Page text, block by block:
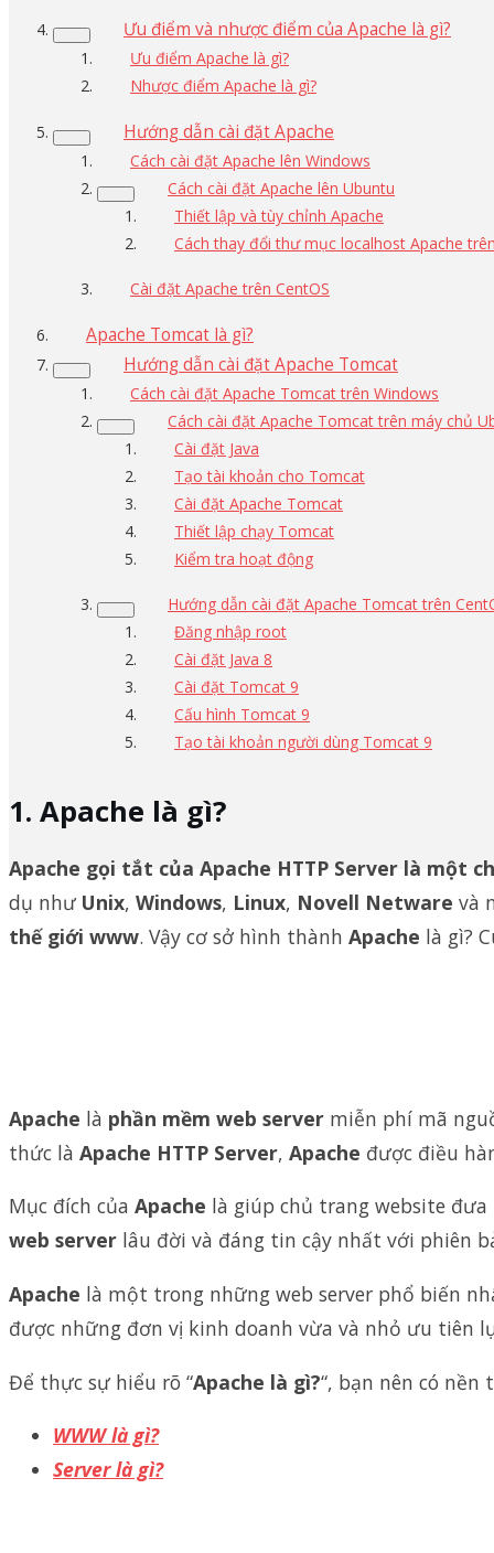
Ưu điểm và nhược điểm của Apache là gì?
Ưu điểm Apache là gì?
Nhược điểm Apache là gì?
Hướng dẫn cài đặt Apache
Cách cài đặt Apache lên Windows
Cách cài đặt Apache lên Ubuntu
Thiết lập và tùy chỉnh Apache
Cách thay đổi thư mục localhost Apache
Cài đặt Apache trên CentOS
Apache Tomcat là gì?
Hướng dẫn cài đặt Apache Tomcat
Cách cài đặt Apache Tomcat trên Windows
Cách cài đặt Apache Tomcat trên máy chủ
Cài đặt Java
Tạo tài khoản cho Tomcat
Cài đặt Apache Tomcat
Thiết lập chạy Tomcat
Kiểm tra hoạt động
Hướng dẫn cài đặt Apache Tomcat trên
Đăng nhập root
Cài đặt Java 8
Cài đặt Tomcat 9
Cấu hình Tomcat 9
Tạo tài khoản người dùng Tomcat 9
Apache là gì?
Apache gọi tắt của Apache HTTP Server là một
dụ như Unix, Windows, Linux, Novell Netware và
thế giới www. Vậy cơ sở hình thành Apache là gì?
Apache là phần mềm web server miễn phí mã
thức là Apache HTTP Server, Apache được điều
Mục đích của Apache là giúp chủ trang website
web server lâu đời và đáng tin cậy nhất với phiên
Apache là một trong những web server phổ biến
được những đơn vị kinh doanh vừa và nhỏ ưu tiên
Để thực sự hiểu rõ “Apache là gì?“, bạn nên có
WWW là gì?
Server là gì?